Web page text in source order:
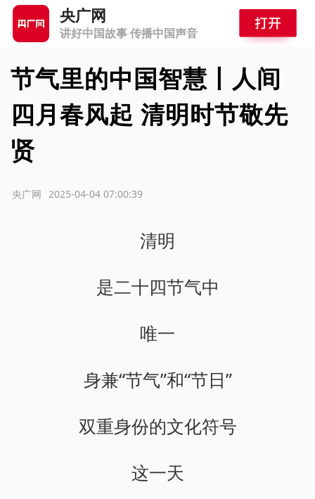
央广网
讲好中国故事 传播中国声音
节气里的中国智慧丨人间
四月春风起 清明时节敬先
贤
2025-04-04 07:00:39
央广网
清明
是二十四节气中
唯一
身兼“节气”和“节日”
双重身份的文化符号
这一天